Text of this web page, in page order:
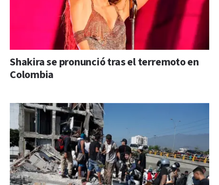
Shakira se pronunció tras el terremoto en
Colombia